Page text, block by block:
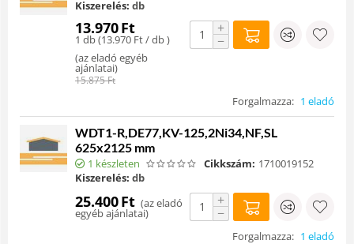
Kiszerelés: db
13.970Ft
1 db (13.970 Ft/ db )
(az eladó egyéb
ajánlatai)
15.875Ft
+
−
Forgalmazza: 1 eladó
WDT1-R,DE77,KV-125,2Ni34,NF,SL
625x2125 mm
1 készleten Cikkszám: 1710019152
Kiszerelés: db
25.400Ft (az eladó
egyéb ajánlatai)
+
−
Forgalmazza: 1 eladó